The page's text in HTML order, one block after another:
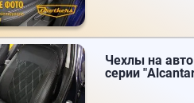
Чехлы на
серии